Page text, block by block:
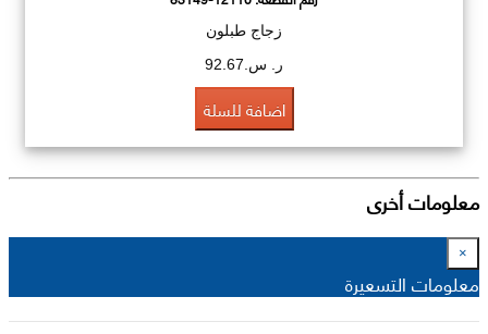
زجاج طبلون
ر. س.92.67
اضافة للسلة
معلومات أخرى
×
معلومات التسعيرة